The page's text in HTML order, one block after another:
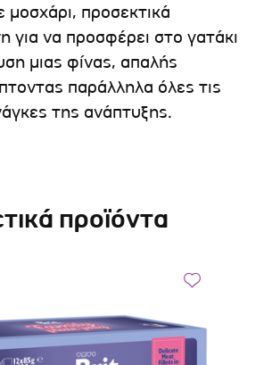
προσεκτικά
για να προσφέρει στο γατάκι
μιας φίνας, απαλής
παράλληλα όλες τις
της ανάπτυξης.
προϊόντα